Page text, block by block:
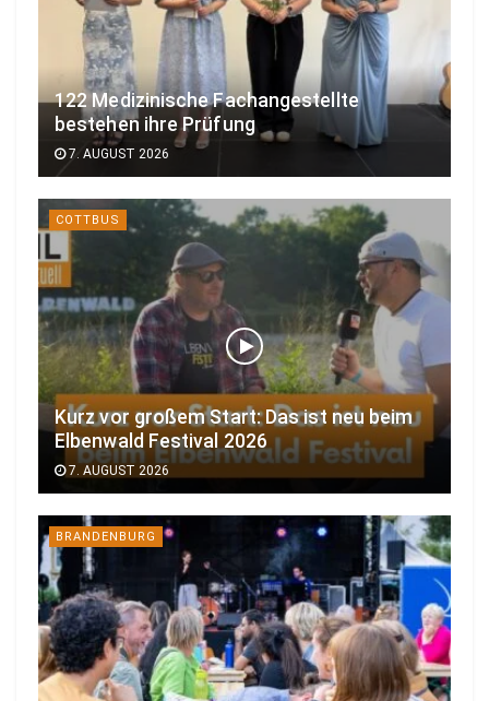
122 Medizinische Fachangestellte
bestehen ihre Prüfung
7. AUGUST 2026
COTTBUS
Kurz vor großem Start: Das ist neu beim
Elbenwald Festival 2026
7. AUGUST 2026
BRANDENBURG